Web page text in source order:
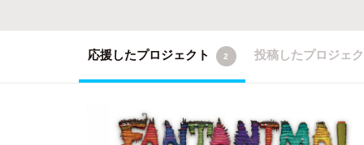
応援したプロジェクト 2 投稿したプロジェ